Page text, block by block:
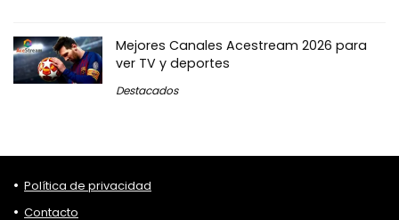
Mejores Canales Acestream 2026 para
ver TV y deportes
Destacados
Política de privacidad
Contacto